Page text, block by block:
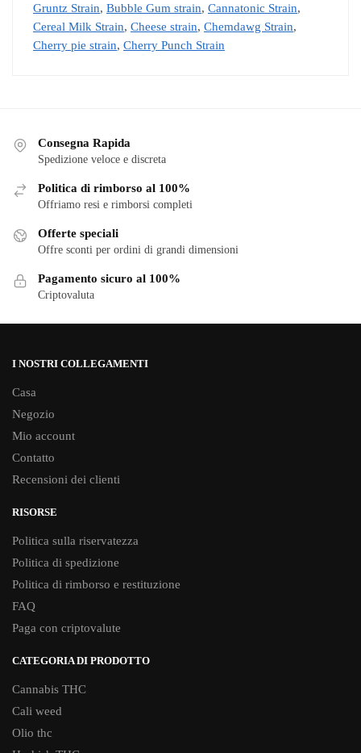
Gruntz Strain, Bubble Gum strain, Cannatonic Strain,
Cereal Milk Strain, Cheese strain, Chemdawg Strain,
Cherry pie strain, Cherry Punch Strain
Consegna Rapida
Spedizione veloce e discreta
Politica di rimborso al 100%
Offriamo resi e rimborsi completi
Offerte speciali
Offre sconti per ordini di grandi dimensioni
Pagamento sicuro al 100%
Criptovaluta
I NOSTRI COLLEGAMENTI
Casa
Negozio
Mio account
Contatto
Recensioni dei clienti
RISORSE
Politica sulla riservatezza
Politica di spedizione
Politica di rimborso e restituzione
FAQ
Paga con criptovalute
CATEGORIA DI PRODOTTO
Cannabis THC
Cali weed
Olio thc